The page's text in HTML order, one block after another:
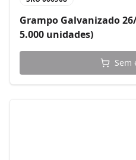
Grampo Galvanizado
5.000 unidades)
Sem